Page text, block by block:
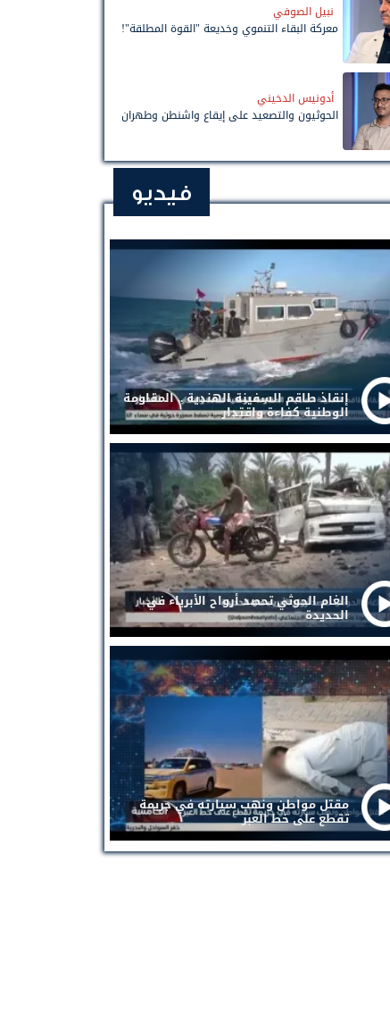
نبيل الصوفي
معركة البقاء التنموي وخديعة "القوة المطلقة"!
أدونيس الدخيني
الحوثيون والتصعيد على إيقاع واشنطن وطهران
فيديو
إنقاذ طاقم السفينة الهندية .. المقاومة
الوطنية كفاءة واقتدار
الغام الحوثي تحصد أرواح الأبرياء في
الحديدة
مقتل مواطن ونهب سيارته في جريمة
تقطع على خط العبر